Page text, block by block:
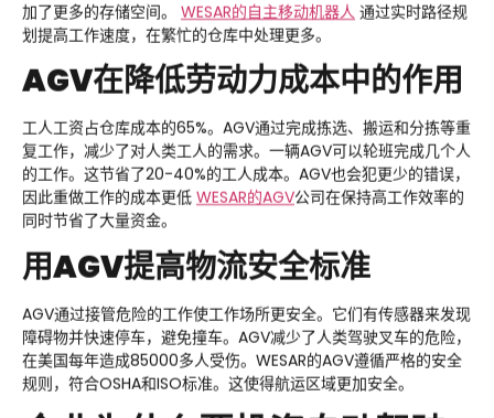
加了更多的存储空间。 WESAR的自主移动机器人 通过实时路径规
划提高工作速度，在繁忙的仓库中处理更多。
AGV在降低劳动力成本中的作用
工人工资占仓库成本的65%。AGV通过完成拣选、搬运和分拣等重
复工作，减少了对人类工人的需求。一辆AGV可以轮班完成几个人
的工作。这节省了20-40%的工人成本。AGV也会犯更少的错误，
因此重做工作的成本更低 WESAR的AGV公司在保持高工作效率的
同时节省了大量资金。
用AGV提高物流安全标准
AGV通过接管危险的工作使工作场所更安全。它们有传感器来发现
障碍物并快速停车，避免撞车。AGV减少了人类驾驶叉车的危险，
在美国每年造成85000多人受伤。WESAR的AGV遵循严格的安全
规则，符合OSHA和ISO标准。这使得航运区域更加安全。